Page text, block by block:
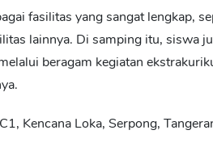
fasilitas yang sangat lengkap,
lainnya. Di samping itu, siswa
beragam kegiatan
Kencana Loka, Serpong,